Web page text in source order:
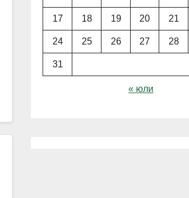
17 18 19 20 21
24 25 26 27 28
31
« юли